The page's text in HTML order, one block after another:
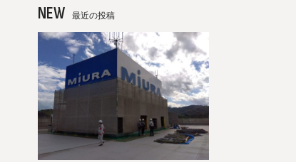
NEW 最近の投稿